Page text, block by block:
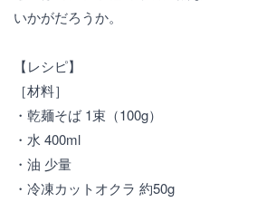
いかがだろうか。
【レシピ】
［材料］
・乾麺そば 1束（100g）
・水 400ml
・油 少量
・冷凍カットオクラ 約50g